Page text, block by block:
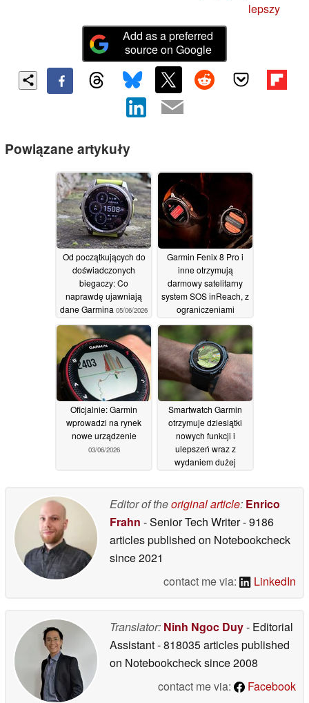
lepszy
Add as a preferred
source on Google
Powiązane artykuły
Od początkujących do
doświadczonych
biegaczy: Co
naprawdę ujawniają
dane Garmina 05/06/2026
Garmin Fenix 8 Pro i
inne otrzymują
darmowy satelitarny
system SOS inReach, z
ograniczeniami
03/06/2026
Oficjalnie: Garmin
wprowadzi na rynek
nowe urządzenie
03/06/2026
Smartwatch Garmin
otrzymuje dziesiątki
nowych funkcji i
ulepszeń wraz z
wydaniem dużej
Editor of theoriginal article: Enrico
Frahn - Senior Tech Writer- 9186
articles published on Notebookcheck
since 2021
contact me via:
LinkedIn
Translator: Ninh Ngoc Duy- Editorial
Assistant- 818035 articles published
on Notebookchecksince 2008
contact me via:
Facebook